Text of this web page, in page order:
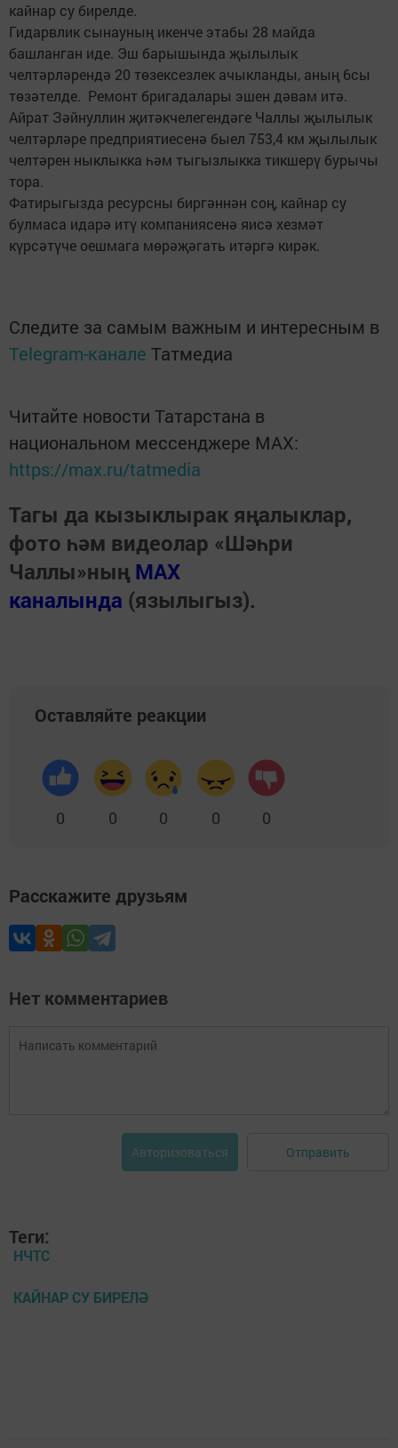
кайнар су бирелде.
Гидарвлик сынауның икенче этабы 28 майда
башланган иде. Эш барышында җылылык
челтәрләрендә 20 төзексезлек ачыкланды, аның 6сы
төзәтелде. Ремонт бригадалары эшен дәвам итә.
Айрат Зәйнуллин җитәкчелегендәге Чаллы җылылык
челтәрләре предприятиесенә быел 753,4 км җылылык
челтәрен ныклыкка һәм тыгызлыкка тикшерү бурычы
тора.
Фатирыгызда ресурсны биргәннән соң, кайнар су
булмаса идарә итү компаниясенә яисә хезмәт
күрсәтүче оешмага мөрәҗәгать итәргә кирәк.
Следите за самым важным и интересным в
Telegram-канале Татмедиа
Читайте новости Татарстана в
национальном мессенджере MАХ:
https://max.ru/tatmedia
Тагы да кызыклырак яңалыклар,
фото һәм видеолар «Шәһри
Чаллы»ның MAX
каналында (язылыгыз).
Оставляйте реакции
0 0 0 0 0
Расскажите друзьям
Нет комментариев
Авторизоваться Отправить
Теги:
НЧТС
КАЙНАР СУ БИРЕЛӘ